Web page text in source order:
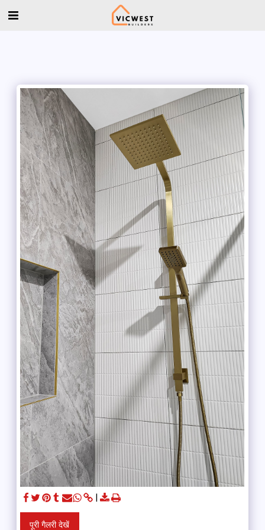
पूरी गैलरी देखें